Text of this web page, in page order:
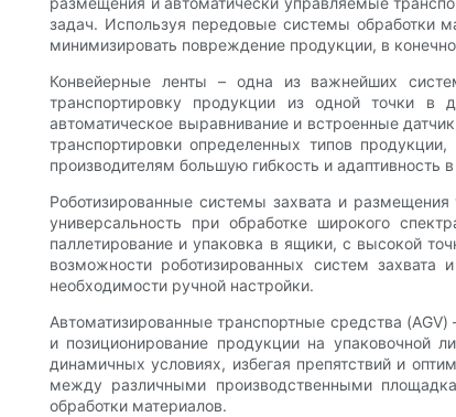
задач. Используя передовые системы обработки
минимизировать повреждение продукции, в
Конвейерные ленты – одна из важнейших
транспортировку продукции из одной точки в
автоматическое выравнивание и встроенные
транспортировки определенных типов
производителям большую гибкость и адаптивность
Роботизированные системы захвата и
универсальность при обработке широкого
паллетирование и упаковка в ящики, с высокой
возможности роботизированных систем
необходимости ручной настройки.
Автоматизированные транспортные средства
и позиционирование продукции на упаковочной
динамичных условиях, избегая препятствий и
между различными производственными
обработки материалов.